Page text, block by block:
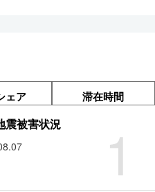
ェア 滞在時間
1
震被害状況